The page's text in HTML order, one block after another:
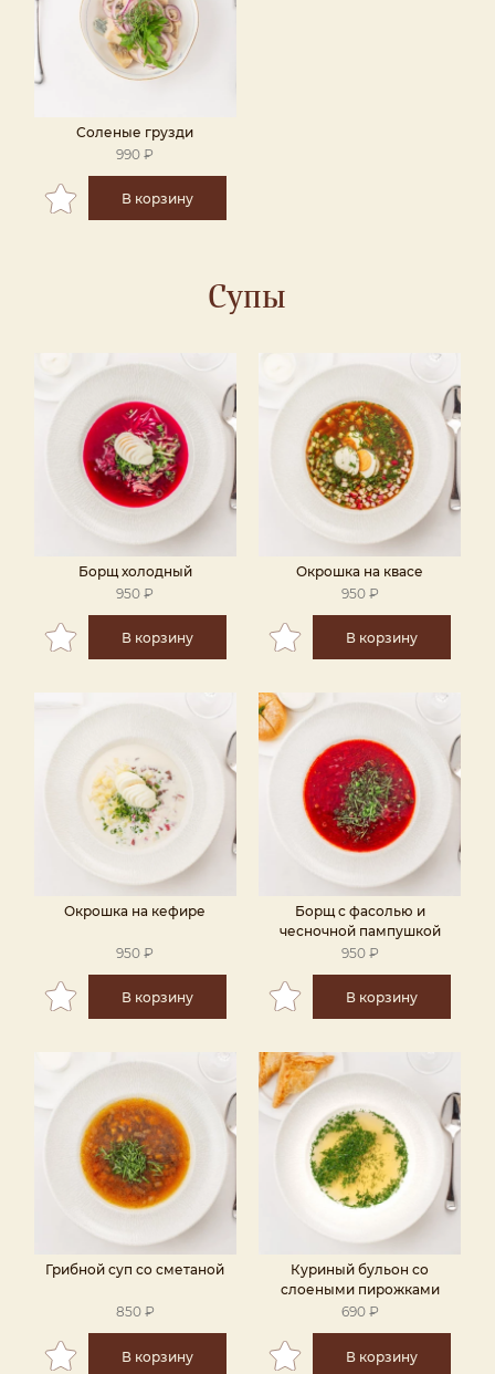
Соленые грузди
990 ₽
В корзину
Супы
Борщ холодный
950 ₽
В корзину
Окрошка на квасе
950 ₽
В корзину
Окрошка на кефире
950 ₽
В корзину
Борщ с фасолью и
чесночной пампушкой
950 ₽
В корзину
Грибной суп со сметаной
850 ₽
В корзину
Куриный бульон со
слоеными пирожками
690 ₽
В корзину